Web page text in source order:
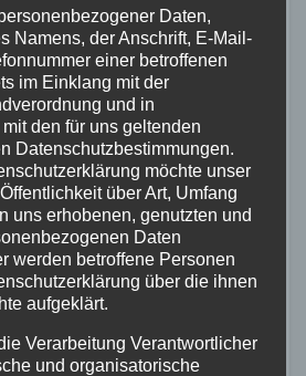
durch
da
in der Regel im
und geben Sie
Daten,
Namens, der Anschrift, E-Mail-
einer betroffenen
im Einklang mit der
und in
den für uns geltenden
Datenschutzbestimmungen.
möchte unser
über Art, Umfang
uns erhobenen, genutzten und
Daten
werden betroffene Personen
über die ihnen
aufgeklärt.
Verarbeitung Verantwortlicher
und organisatorische